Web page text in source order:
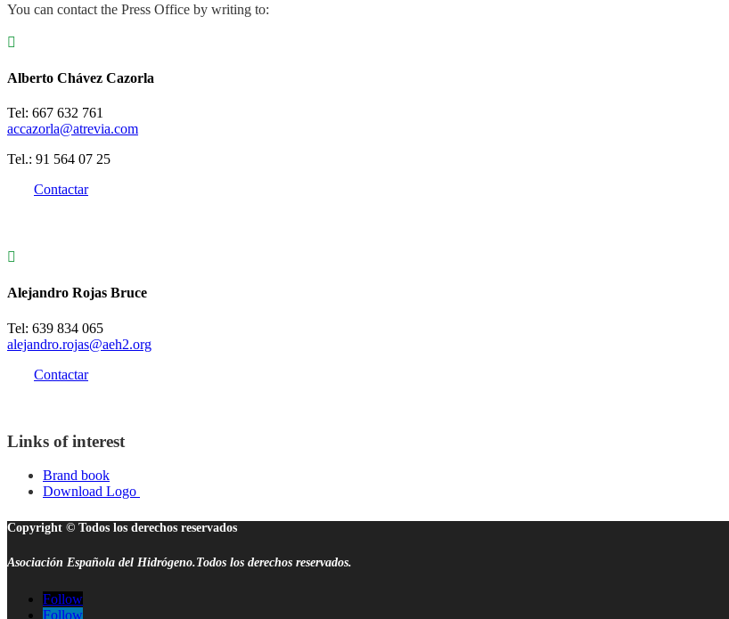
You can contact the Press Office by writing to:

Alberto Chávez Cazorla
Tel: 667 632 761
accazorla@atrevia.com
Tel.: 91 564 07 25
Contactar

Alejandro Rojas Bruce
Tel: 639 834 065
alejandro.rojas@aeh2.org
Contactar
Links of interest
Brand book
Download Logo
Copyright © Todos los derechos reservados
Asociación Española del Hidrógeno.Todos los derechos reservados.
Follow
Follow